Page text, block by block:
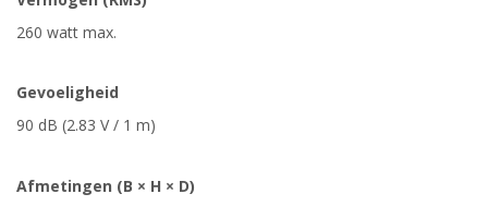
260 watt max.
Gevoeligheid
90 dB (2.83 V / 1 m)
Afmetingen (B × H × D)